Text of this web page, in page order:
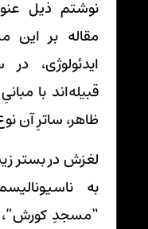
نوشتم ذیل
مقاله بر این
ایدئولوژی،
قبیله‌اند با
ظاهر، ساترِ آن
لغزش در بستر
به
“مسجدِ